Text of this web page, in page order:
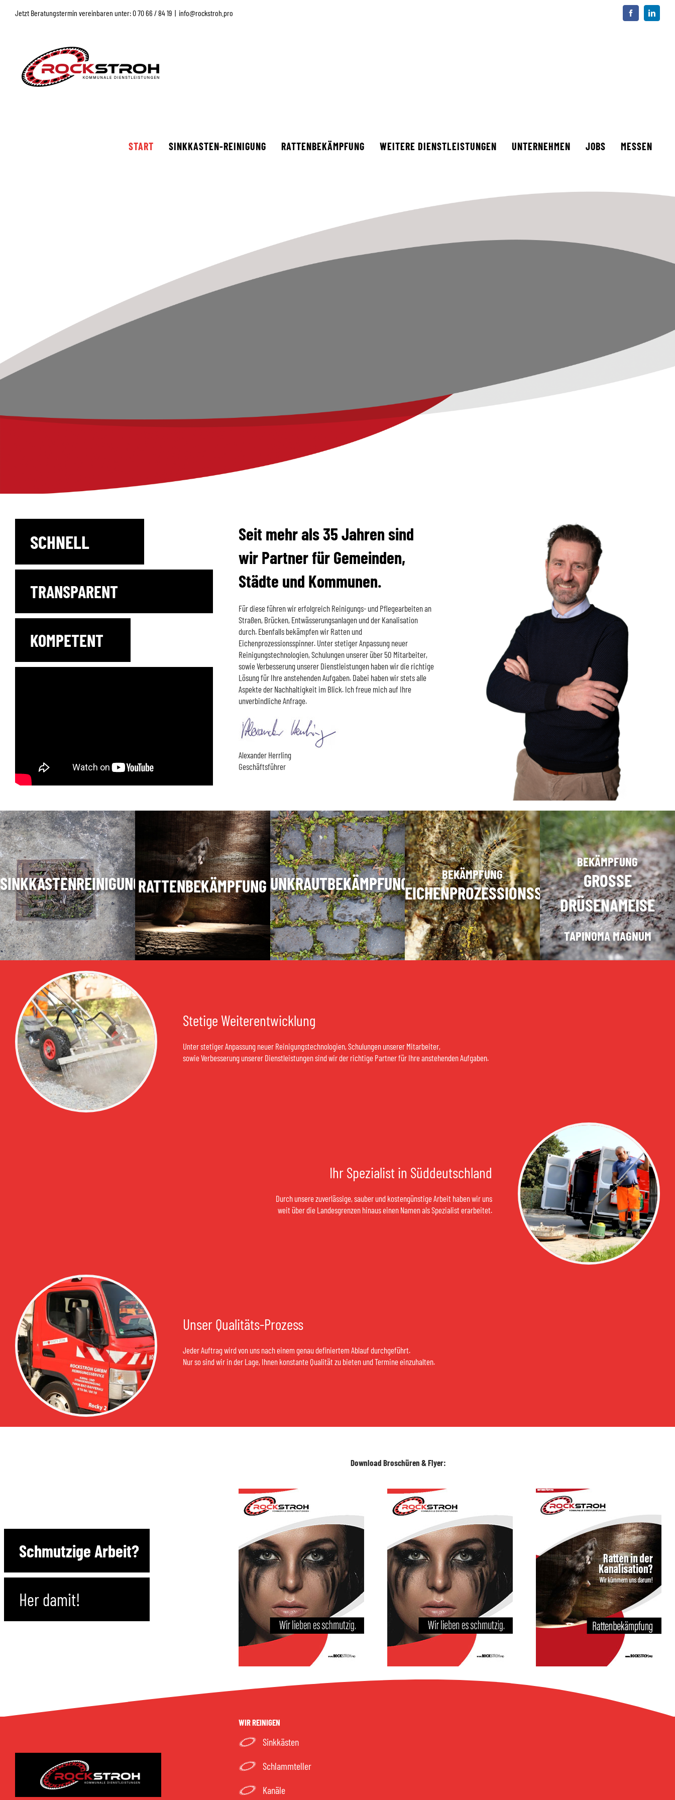
InhaltJetzt Beratungstermin vereinbaren unter: 0 70 66 / 84 19 | info@rockstroh.pro Facebook
START SINKKASTEN-REINIGUNG RATTENBEKÄMPFUNG WEITERE DIENSTLEISTUNGEN UNTERNEHMEN JOBS MESSEN
SCHNELL
TRANSPARENT
KOMPETENT
Seit mehr als 35 Jahren sind
wir Partner für Gemeinden,
Städte und Kommunen.
Für diese führen wir erfolgreich Reinigungs- und Pflegearbeiten an
Straßen, Brücken, Entwässerungsanlagen und der Kanalisation
durch. Ebenfalls bekämpfen wir Ratten und
Eichenprozessionsspinner. Unter stetiger Anpassung neuer
Reinigungstechnologien, Schulungen unserer über 50 Mitarbeiter,
sowie Verbesserung unserer Dienstleistungen haben wir die richtige
Lösung für Ihre anstehenden Aufgaben. Dabei haben wir stets alle
Aspekte der Nachhaltigkeit im Blick. Ich freue mich auf Ihre
unverbindliche Anfrage.
Alexander Herrling
Geschäftsführer
SINKKASTENREINIGUNGRATTENBEKÄMPFUNGUNKRAUTBEKÄMPFUNG BEKÄMPFUNG
EICHENPROZESSIONSSPINNER
BEKÄMPFUNG
GROSSE
DRÜSENAMEISE
TAPINOMA MAGNUM
Stetige Weiterentwicklung
Unter stetiger Anpassung neuer Reinigungstechnologien, Schulungen unserer Mitarbeiter,
sowie Verbesserung unserer Dienstleistungen sind wir der richtige Partner für Ihre anstehenden Aufgaben.
Ihr Spezialist in Süddeutschland
Durch unsere zuverlässige, sauber und kostengünstige Arbeit haben wir uns
weit über die Landesgrenzen hinaus einen Namen als Spezialist erarbeitet.
Unser Qualitäts-Prozess
Jeder Auftrag wird von uns nach einem genau definiertem Ablauf durchgeführt.
Nur so sind wir in der Lage, Ihnen konstante Qualität zu bieten und Termine einzuhalten.
Download Broschüren & Flyer:
Schmutzige Arbeit?
Her damit!
WIR REINIGEN
Sinkkästen
Schlammteller
Kanäle